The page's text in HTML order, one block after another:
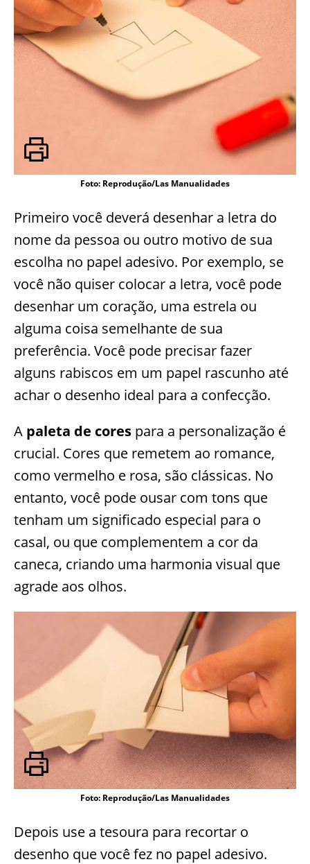
Foto: Reprodução/Las Manualidades
Primeiro você deverá desenhar a letra do
nome da pessoa ou outro motivo de sua
escolha no papel adesivo. Por exemplo, se
você não quiser colocar a letra, você pode
desenhar um coração, uma estrela ou
alguma coisa semelhante de sua
preferência. Você pode precisar fazer
alguns rabiscos em um papel rascunho até
achar o desenho ideal para a confecção.
A paleta de cores para a personalização é
crucial. Cores que remetem ao romance,
como vermelho e rosa, são clássicas. No
entanto, você pode ousar com tons que
tenham um significado especial para o
casal, ou que complementem a cor da
caneca, criando uma harmonia visual que
agrade aos olhos.
Foto: Reprodução/Las Manualidades
Depois use a tesoura para recortar o
desenho que você fez no papel adesivo.